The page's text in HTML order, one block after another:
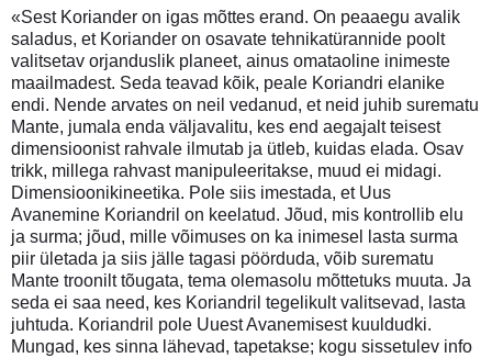
«Sest Koriander on igas mõttes erand. On peaaegu avalik
saladus, et Koriander on osavate tehnikatürannide poolt
valitsetav orjanduslik planeet, ainus omataoline inimeste
maailmadest. Seda teavad kõik, peale Koriandri elanike
endi. Nende arvates on neil vedanud, et neid juhib surematu
Mante, jumala enda väljavalitu, kes end aegajalt teisest
dimensioonist rahvale ilmutab ja ütleb, kuidas elada. Osav
trikk, millega rahvast manipuleeritakse, muud ei midagi.
Dimensioonikineetika. Pole siis imestada, et Uus
Avanemine Koriandril on keelatud. Jõud, mis kontrollib elu
ja surma; jõud, mille võimuses on ka inimesel lasta surma
piir ületada ja siis jälle tagasi pöörduda, võib surematu
Mante troonilt tõugata, tema olemasolu mõttetuks muuta. Ja
seda ei saa need, kes Koriandril tegelikult valitsevad, lasta
juhtuda. Koriandril pole Uuest Avanemisest kuuldudki.
Mungad, kes sinna lähevad, tapetakse; kogu sissetulev info